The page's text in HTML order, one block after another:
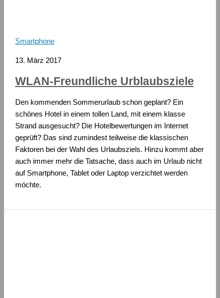
Smartphone
13. März 2017
WLAN-Freundliche Urblaubsziele
Den kommenden Sommerurlaub schon geplant? Ein
schönes Hotel in einem tollen Land, mit einem klasse
Strand ausgesucht? Die Hotelbewertungen im Internet
geprüft? Das sind zumindest teilweise die klassischen
Faktoren bei der Wahl des Urlaubsziels. Hinzu kommt aber
auch immer mehr die Tatsache, dass auch im Urlaub nicht
auf Smartphone, Tablet oder Laptop verzichtet werden
möchte.